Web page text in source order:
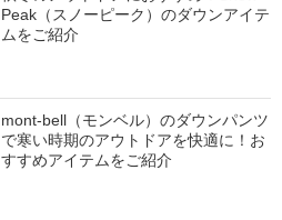
Peak（スノーピーク）のダウンアイテ
ムをご紹介
mont-bell（モンベル）のダウンパンツ
で寒い時期のアウトドアを快適に！お
すすめアイテムをご紹介